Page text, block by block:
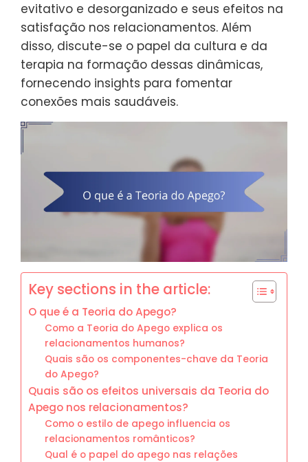
evitativo e desorganizado e seus efeitos na
satisfação nos relacionamentos. Além
disso, discute-se o papel da cultura e da
terapia na formação dessas dinâmicas,
fornecendo insights para fomentar
conexões mais saudáveis.
Key sections in the article:
O que é a Teoria do Apego?
Como a Teoria do Apego explica os
relacionamentos humanos?
Quais são os componentes-chave da Teoria
do Apego?
Quais são os efeitos universais da Teoria do
Apego nos relacionamentos?
Como o estilo de apego influencia os
relacionamentos românticos?
Qual é o papel do apego nas relações